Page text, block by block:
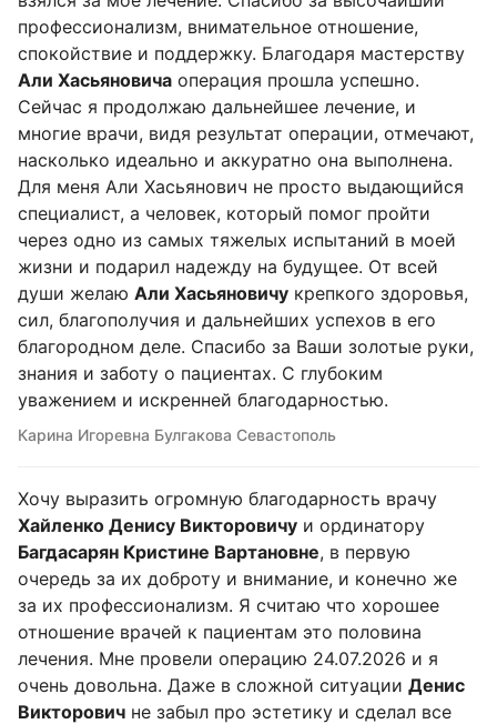
профессионализм, внимательное отношение,
спокойствие и поддержку. Благодаря мастерству
Али Хасьяновича операция прошла успешно.
Сейчас я продолжаю дальнейшее лечение, и
многие врачи, видя результат операции, отмечают,
насколько идеально и аккуратно она выполнена.
Для меня Али Хасьянович не просто выдающийся
специалист, а человек, который помог пройти
через одно из самых тяжелых испытаний в моей
жизни и подарил надежду на будущее. От всей
души желаю Али Хасьяновичу крепкого здоровья,
сил, благополучия и дальнейших успехов в его
благородном деле. Спасибо за Ваши золотые руки,
знания и заботу о пациентах. С глубоким
уважением и искренней благодарностью.
Карина Игоревна Булгакова Севастополь
Хочу выразить огромную благодарность врачу
Хайленко Денису Викторовичу и ординатору
Багдасарян Кристине Вартановне, в первую
очередь за их доброту и внимание, и конечно же
за их профессионализм. Я считаю что хорошее
отношение врачей к пациентам это половина
лечения. Мне провели операцию 24.07.2026 и я
очень довольна. Даже в сложной ситуации Денис
Викторович не забыл про эстетику и сделал все